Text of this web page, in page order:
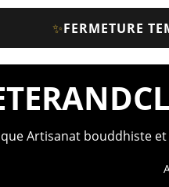
✨FERMETURE
Artisanat bouddhiste